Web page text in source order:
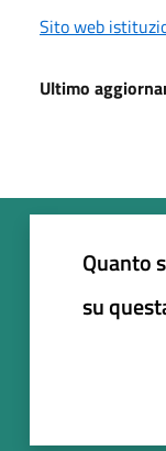
Sito web
Ultimo
Quanto
su